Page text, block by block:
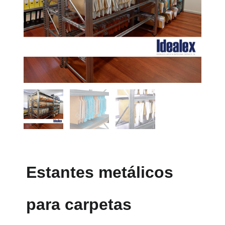
Estantes metálicos
para carpetas